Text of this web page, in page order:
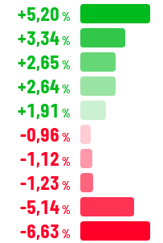
+5,20 %
+3,34%
+2,65 %
+2,64%
+1,91 %
-0,96 %
-1,12 %
-1,23 %
-5,14%
-6,63 %